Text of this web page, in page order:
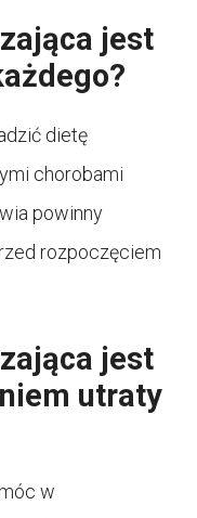
jest
dietę
chorobami
powinny
rozpoczęciem
jest
utraty
w